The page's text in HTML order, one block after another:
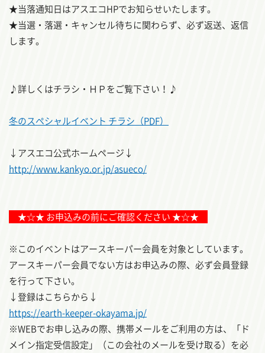
★当落通知日はアスエコHPでお知らせいたします。
★当選・落選・キャンセル待ちに関わらず、必ず返送、返信
します。
♪詳しくはチラシ・ＨＰをご覧下さい！♪
冬のスペシャルイベント チラシ（PDF）
↓アスエコ公式ホームページ↓
http://www.kankyo.or.jp/asueco/
★☆★ お申込みの前にご確認ください ★☆★
※このイベントはアースキーパー会員を対象としています。
アースキーパー会員でない方はお申込みの際、必ず会員登録
を行って下さい。
↓登録はこちらから↓
https://earth-keeper-okayama.jp/
※WEBでお申し込みの際、携帯メールをご利用の方は、「ド
メイン指定受信設定」（この会社のメールを受け取る）を必